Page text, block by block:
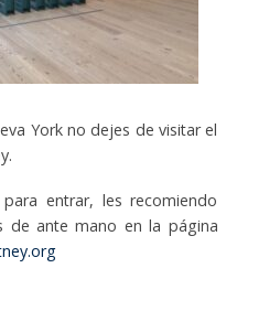
York no dejes de visitar el
entrar, les recomiendo
de ante mano en la página